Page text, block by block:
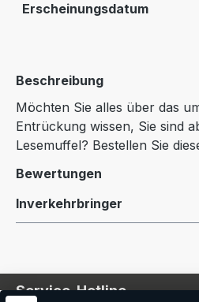
Erscheinungsdatum
Beschreibung
Möchten Sie alles über das
Entrückung wissen, Sie sind
Lesemuffel? Bestellen Sie
Bewertungen
Inverkehrbringer
Service-Hotline